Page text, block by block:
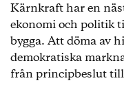
Kärnkraft har en
ekonomi och politik
bygga. Att döma av
demokratiska
från principbeslut till